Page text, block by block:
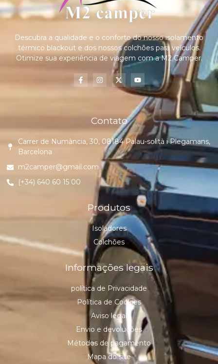
Descubra a qualidade e o conforto do nosso isolamento
térmico blackout e dos nossos colchões para veículos.
Otimize sua experiência de viagem com a M2 Camper.
Contato
Carrer de Numància, 30, 08184 Palau-solità i Plegamans,
Barcelona
m2camper@gmail.com
(+34) 640 60 15 00
Produtos
Isoladores
Colchões
Informações legais
política de Privacidade
Política de Cookies
Aviso legal
Envio e devoluções
Métodos de pagamento
Mapa do site